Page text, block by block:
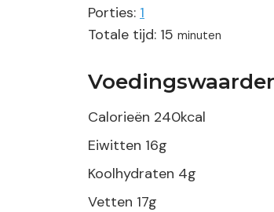
Porties: 1
Totale tijd: 15 minuten
minuten
Calorieën 240kcal
Eiwitten 16g
Koolhydraten 4g
Vetten 17g